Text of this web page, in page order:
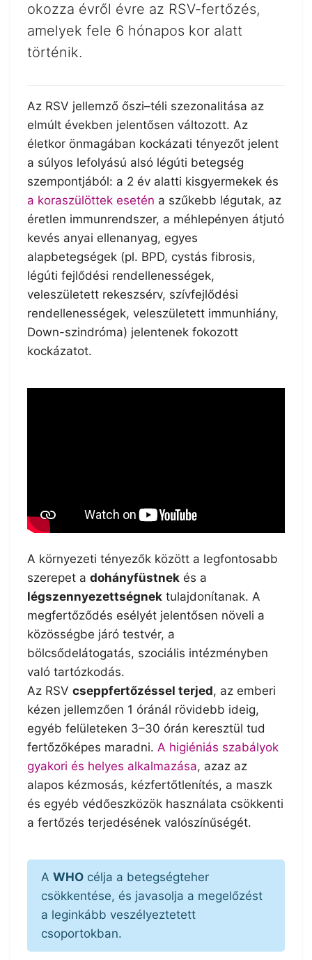
okozza évről évre az RSV-fertőzés,
amelyek fele 6 hónapos kor alatt
történik.
Az RSV jellemző őszi–téli szezonalitása az
elmúlt években jelentősen változott. Az
életkor önmagában kockázati tényezőt jelent
a súlyos lefolyású alsó légúti betegség
szempontjából: a 2 év alatti kisgyermekek és
a koraszülöttek esetén a szűkebb légutak, az
éretlen immunrendszer, a méhlepényen átjutó
kevés anyai ellenanyag, egyes
alapbetegségek (pl. BPD, cystás fibrosis,
légúti fejlődési rendellenességek,
veleszületett rekeszsérv, szívfejlődési
rendellenességek, veleszületett immunhiány,
Down-szindróma) jelentenek fokozott
kockázatot.
A környezeti tényezők között a legfontosabb
szerepet a dohányfüstnek és a
légszennyezettségnek tulajdonítanak. A
megfertőződés esélyét jelentősen növeli a
közösségbe járó testvér, a
bölcsődelátogatás, szociális intézményben
való tartózkodás.
Az RSV cseppfertőzéssel terjed, az emberi
kézen jellemzően 1 óránál rövidebb ideig,
egyéb felületeken 3–30 órán keresztül tud
fertőzőképes maradni. A higiéniás szabályok
gyakori és helyes alkalmazása, azaz az
alapos kézmosás, kézfertőtlenítés, a maszk
és egyéb védőeszközök használata csökkenti
a fertőzés terjedésének valószínűségét.
A WHO célja a betegségteher
csökkentése, és javasolja a megelőzést
a leginkább veszélyeztetett
csoportokban.